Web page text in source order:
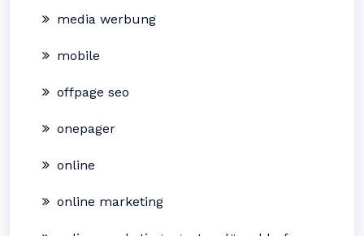
media werbung
mobile
offpage seo
onepager
online
online marketing